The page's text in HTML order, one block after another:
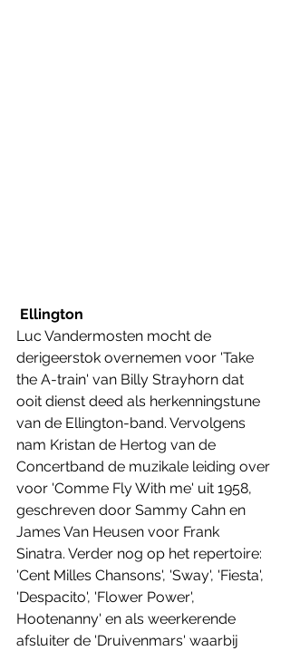
Ellington
Luc Vandermosten mocht de
derigeerstok overnemen voor 'Take
the A-train' van Billy Strayhorn dat
ooit dienst deed als herkenningstune
van de Ellington-band. Vervolgens
nam Kristan de Hertog van de
Concertband de muzikale leiding over
voor 'Comme Fly With me' uit 1958,
geschreven door Sammy Cahn en
James Van Heusen voor Frank
Sinatra. Verder nog op het repertoire:
'Cent Milles Chansons', 'Sway', 'Fiesta',
'Despacito', 'Flower Power',
Hootenanny' en als weerkerende
afsluiter de 'Druivenmars' waarbij